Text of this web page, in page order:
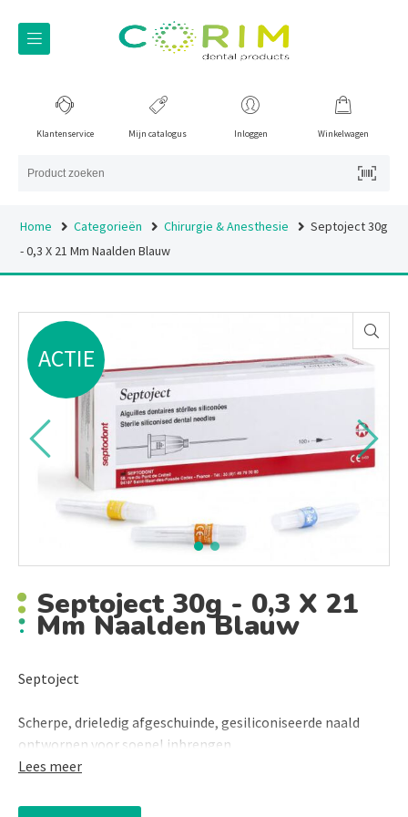
Winkelwagen
Inloggen
Mijn catalogus
Klantenservice
Home Categorieën Chirurgie & Anesthesie
Septoject 30g
- 0,3 X 21 Mm Naalden Blauw
ACTIE
Septoject 30g - 0,3 X 21
Mm Naalden Blauw
Septoject
Scherpe, drieledig afgeschuinde, gesiliconiseerde naald
ontworpen voor soepel inbrengen
- Gesiliconiseerd voor soepel inbrengen
Lees meer